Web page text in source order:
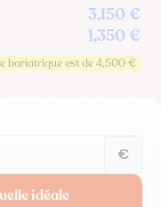
3,150 €
1,350 €
bariatrique est de 4,500 €
€
idéale